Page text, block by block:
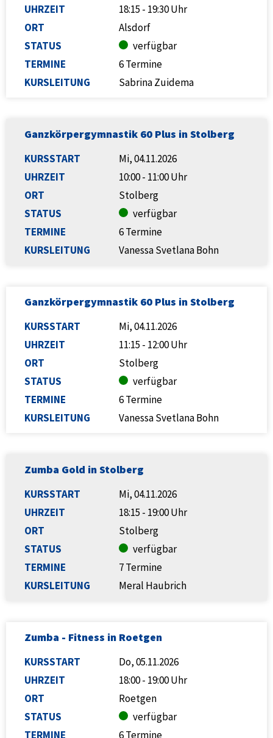
UHRZEIT
ORT
STATUS
TERMINE
KURSLEITUNG
18:15 - 19:30 Uhr
Alsdorf
verfügbar
6 Termine
Sabrina Zuidema
Ganzkörpergymnastik 60 Plus in Stolberg
KURSSTART
UHRZEIT
ORT
STATUS
TERMINE
KURSLEITUNG
Mi, 04.11.2026
10:00 - 11:00 Uhr
Stolberg
verfügbar
6 Termine
Vanessa Svetlana Bohn
Ganzkörpergymnastik 60 Plus in Stolberg
KURSSTART
UHRZEIT
ORT
STATUS
TERMINE
KURSLEITUNG
Mi, 04.11.2026
11:15 - 12:00 Uhr
Stolberg
verfügbar
6 Termine
Vanessa Svetlana Bohn
Zumba Gold in Stolberg
KURSSTART
UHRZEIT
ORT
STATUS
TERMINE
KURSLEITUNG
Mi, 04.11.2026
18:15 - 19:00 Uhr
Stolberg
verfügbar
7 Termine
Meral Haubrich
Zumba - Fitness in Roetgen
KURSSTART
UHRZEIT
ORT
STATUS
TERMINE
Do, 05.11.2026
18:00 - 19:00 Uhr
Roetgen
verfügbar
6 Termine